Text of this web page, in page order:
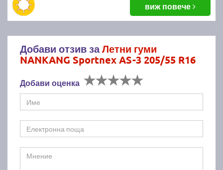
виж повече
Добави отзив заЛетни гуми
NANKANG Sportnex AS-3 205/55 R16
Добави оценка